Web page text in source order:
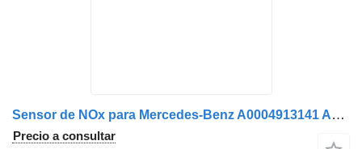
Sensor de NOx para Mercedes-Benz A0004913141 A0101531628 0101531628 camión
Precio a consultar